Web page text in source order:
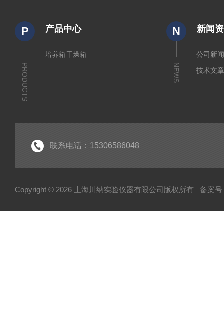
P
PRODUCTS
产品中心
培养箱干燥箱
N
NEWS
新闻
公司新
技术文
联系电话：15306586048
Copyright © 2026 上海川纳实验仪器有限公司版权所有 备案号